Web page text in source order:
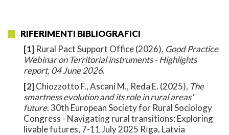
RIFERIMENTI BIBLIOGRAFICI
[1] Rural Pact Support Office (2026), Good Practice
Webinar on Territorial instruments - Highlights
report, 04 June 2026.
[2]Chiozzotto F., Ascani M., Reda E. (2025), The
smartness evolution and its role in rural areas'
future. 30th European Society for Rural Sociology
Congress - Navigating rural transitions: Exploring
livable futures, 7-11 July 2025 Rīga, Latvia